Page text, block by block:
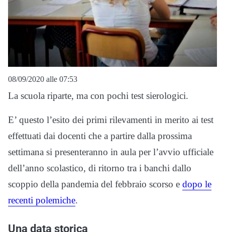
08/09/2020 alle 07:53
La scuola riparte, ma con pochi test sierologici.
E’ questo l’esito dei primi rilevamenti in merito ai test
effettuati dai docenti che a partire dalla prossima
settimana si presenteranno in aula per l’avvio ufficiale
dell’anno scolastico, di ritorno tra i banchi dallo
scoppio della pandemia del febbraio scorso e dopo le
recenti polemiche.
Una data storica